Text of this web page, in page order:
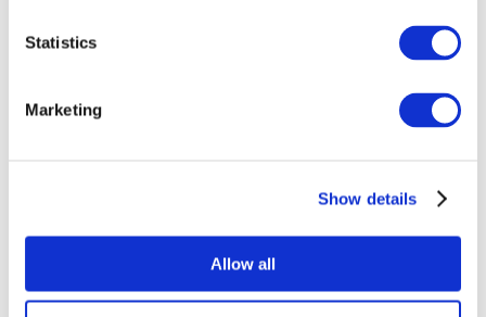
Statistics
Marketing
Show details
Allow all
Творческий вечер
Наше спецпредложение
Применить